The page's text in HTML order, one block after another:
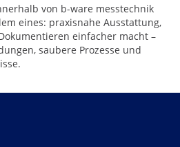
von b-ware messtechnik
eines: praxisnahe Ausstattung,
einfacher macht –
saubere Prozesse und